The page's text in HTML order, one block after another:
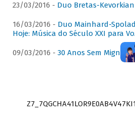
23/03/2016 - Duo Bretas-
16/03/2016 - Duo Mainhard-
Hoje: Música do Século XXI para
09/03/2016 - 30 Anos Sem Mignone